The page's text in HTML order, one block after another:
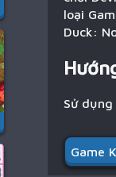
loại
Duck:
Sử
Game